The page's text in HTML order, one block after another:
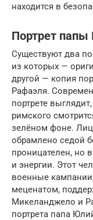
находится в
Портрет
Существуют два
из которых —
другой — копия
Рафаэля.
портрете
римского
зелёном фоне.
обрамлено седой
проницателен, но
и энергии. Этот
военные
меценатом,
Микеланджело и
портрета папа